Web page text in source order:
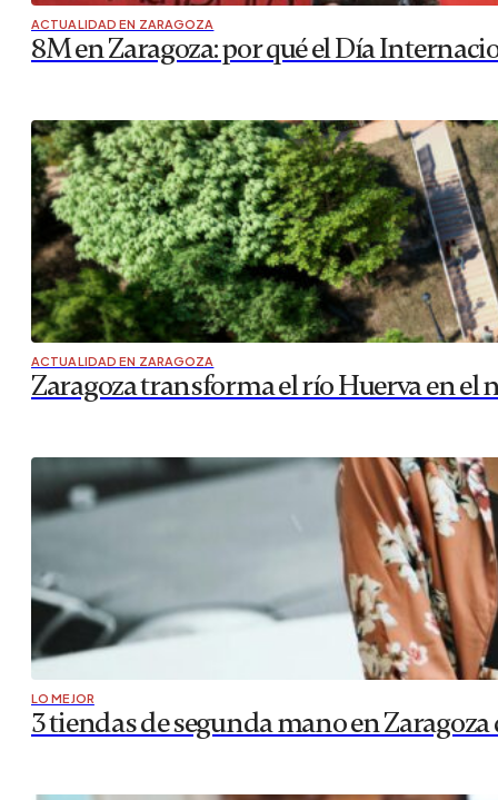
ACTUALIDAD EN ZARAGOZA
8M en Zaragoza: por qué el Día
ACTUALIDAD EN ZARAGOZA
Zaragoza transforma el río Huerva en el
LO MEJOR
3 tiendas de segunda mano en Zaragoza